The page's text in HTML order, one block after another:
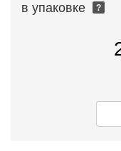
в упаковке
?